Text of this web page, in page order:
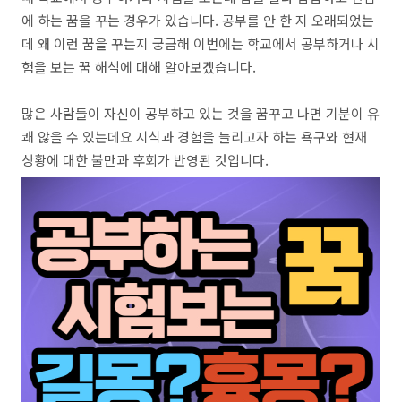
에 하는 꿈을 꾸는 경우가 있습니다. 공부를 안 한 지 오래되었는
데 왜 이런 꿈을 꾸는지 궁금해 이번에는 학교에서 공부하거나 시
험을 보는 꿈 해석에 대해 알아보겠습니다.
많은 사람들이 자신이 공부하고 있는 것을 꿈꾸고 나면 기분이 유
쾌 않을 수 있는데요 지식과 경험을 늘리고자 하는 욕구와 현재
상황에 대한 불만과 후회가 반영된 것입니다.